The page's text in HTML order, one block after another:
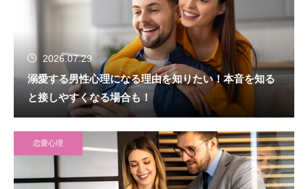
2026.07.29
溺愛する男性心理になる理由を知りたい！本音を知る
と接しやすくなる場合も！
恋愛心理